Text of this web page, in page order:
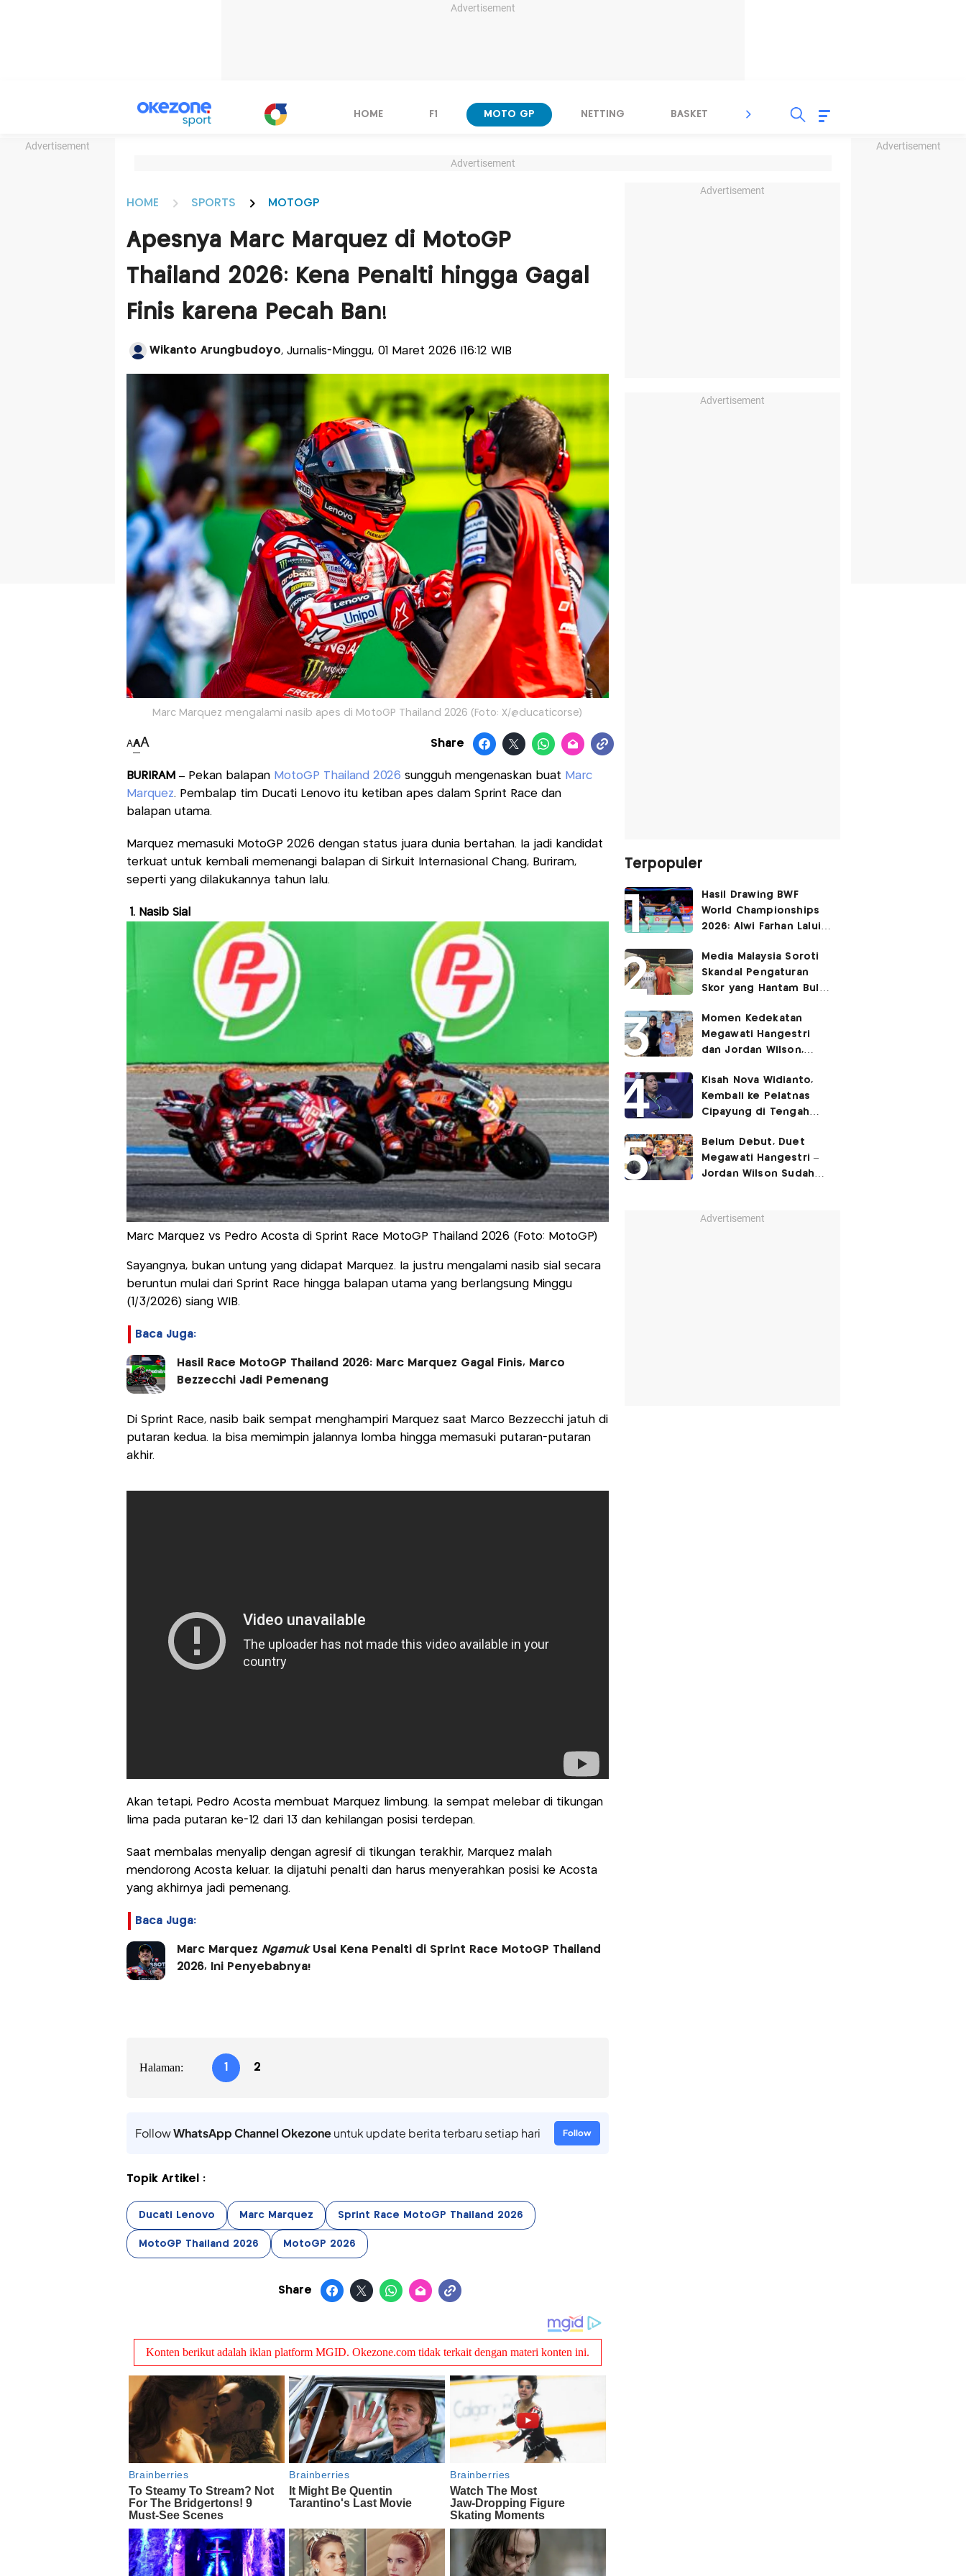
Advertisement
Advertisement Advertisement
HOME F1 MOTO GP NETTING BASKET SPORT LAIN
Advertisement
HOME SPORTS MOTOGP
Apesnya Marc Marquez di MotoGP
Thailand 2026: Kena Penalti hingga Gagal
Finis karena Pecah Ban!
Wikanto Arungbudoyo, Jurnalis-Minggu, 01 Maret 2026 |16:12 WIB
Marc Marquez mengalami nasib apes di MotoGP Thailand 2026 (Foto: X/@ducaticorse)
AAA Share
BURIRAM –Pekan balapan MotoGP Thailand 2026 sungguh mengenaskan buat Marc
Marquez. Pembalap tim Ducati Lenovo itu ketiban apes dalam Sprint Race dan
balapan utama.
Marquez memasuki MotoGP 2026 dengan status juara dunia bertahan. Ia jadi kandidat
terkuat untuk kembali memenangi balapan di Sirkuit Internasional Chang, Buriram,
seperti yang dilakukannya tahun lalu.
1. Nasib Sial
Marc Marquez vs Pedro Acosta di Sprint Race MotoGP Thailand 2026 (Foto: MotoGP)
Sayangnya, bukan untung yang didapat Marquez. Ia justru mengalami nasib sial secara
beruntun mulai dari Sprint Race hingga balapan utama yang berlangsung Minggu
(1/3/2026) siang WIB.
Baca Juga:
Hasil Race MotoGP Thailand 2026: Marc Marquez Gagal Finis, Marco
Bezzecchi Jadi Pemenang
Di Sprint Race, nasib baik sempat menghampiri Marquez saat Marco Bezzecchi jatuh di
putaran kedua. Ia bisa memimpin jalannya lomba hingga memasuki putaran-putaran
akhir.
Akan tetapi, Pedro Acosta membuat Marquez limbung. Ia sempat melebar di tikungan
lima pada putaran ke-12 dari 13 dan kehilangan posisi terdepan.
Saat membalas menyalip dengan agresif di tikungan terakhir, Marquez malah
mendorong Acosta keluar. Ia dijatuhi penalti dan harus menyerahkan posisi ke Acosta
yang akhirnya jadi pemenang.
Baca Juga:
Marc Marquez NgamukUsai Kena Penalti di Sprint Race MotoGP Thailand
2026, Ini Penyebabnya!
Halaman: 1 2
FollowWhatsApp Channel Okezoneuntuk update berita terbaru setiap hari Follow
Topik Artikel :
Ducati Lenovo Marc Marquez Sprint Race MotoGP Thailand 2026
MotoGP Thailand 2026 MotoGP 2026
Share
Advertisement
Advertisement
Terpopuler
Hasil Drawing BWF
World Championships
2026: Alwi Farhan Lalui
Dapat Bye
Media Malaysia Soroti
Skandal Pengaturan
Skor yang Hantam Bulu
Libatkan Jafar/Felisha!
Momen Kedekatan
Megawati Hangestri
dan Jordan Wilson,
Hillstate di Pantai!
Kisah Nova Widianto,
Kembali ke Pelatnas
Cipayung di Tengah
Campuran
Belum Debut, Duet
Megawati Hangestri –
Jordan Wilson Sudah
Advertisement